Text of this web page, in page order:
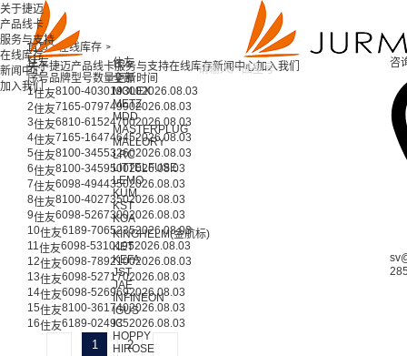
关于捷迈产品线卡服务与支持在线库存新闻中心加入我们
关于捷迈
产品线卡
服务与支持
在线库存
新闻中心
加入我们
首页 >在线库存 >
咨
住友
住友
全部
MOLEX
METZ
MDD
MASTERPLUG
MALLORY
LRC
LITTELFUSE
LEMO
KUM
KST
KOA
KINGHELM(金航标)
KET
KEFA
JST
JAE
INFINEON
IGUS
IC
HOPPY
HIROSE
序号品牌型号数量更新时间
1住友8100-4030193002026.08.03
2住友7165-079749902026.08.03
3住友6810-615247002026.08.03
4住友7165-164746452026.08.03
5住友8100-345532602026.08.03
6住友8100-34595002026.08.03
7住友6098-49443502026.08.03
8住友8100-40273502026.08.03
9住友6098-52673002026.08.03
10住友6189-70652352026.08.03
11住友6098-53101952026.08.03
12住友6098-78921002026.08.03
13住友6098-5271702026.08.03
14住友6098-5269692026.08.03
15住友8100-3617402026.08.03
16住友6189-0249352026.08.03
1 2